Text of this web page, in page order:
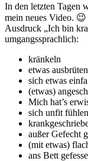
In den letzten Tagen
mein neues Video.
Ausdruck „Ich bin
umgangssprachlich:
kränkeln
etwas ausbrüten
sich etwas
(etwas)
Mich hat’s
sich unfit
außer Gefecht
(mit etwas)
ans Bett